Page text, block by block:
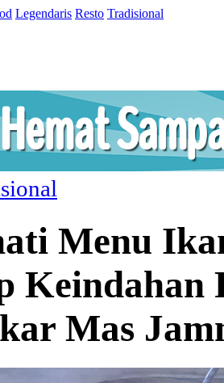
Legendaris Resto Tradisional
Menu
Keindahan
Mas